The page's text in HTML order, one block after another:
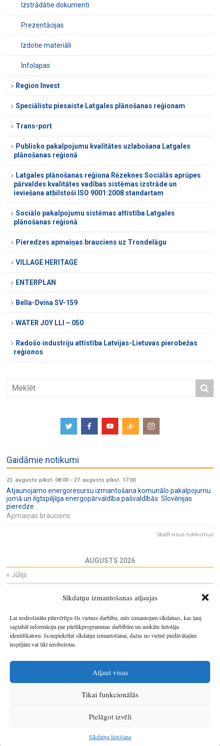
Sīkdatņu izmantošanas atļaujas
Lai nodrošinātu pilnvērtīgu šīs vietnes darbību, mēs izmantojam sīkdatnes, kas ļauj
saglabāt informāciju par pārlūkprogrammas darbībām un unikālu lietotāja
identifikatoru. Ja nepiekrītat sīkdatņu izmantošanai, dažas no vietnē piedāvātajām
iespējām var tikt ierobežotas.
Atļaut visas
Tikai funkcionālās
Pielāgot izvēli
Sīkdatņu lietošana
Izstrādātie dokumenti
Prezentācijas
Izdotie materiāli
Infolapas
Region Invest
Speciālistu piesaiste Latgales plānošanas reģionam
Trans-port
Publisko pakalpojumu kvalitātes uzlabošana Latgales
plānošanas reģionā
Latgales plānošanas reģiona Rēzeknes Sociālās aprūpes
pārvaldes kvalitātes vadības sistēmas izstrāde un
ieviešana atbilstoši ISO 9001:2008 standartam
Sociālo pakalpojumu sistēmas attīstība Latgales
plānošanas reģionā
Pieredzes apmaiņas brauciens uz Trondelāgu
VILLAGE HERITAGE
ENTERPLAN
Bella-Dvina SV-159
WATER JOY LLI – 050
Radošo industriju attīstība Latvijas-Lietuvas pierobežas
reģionos
Gaidāmie notikumi
23. augusts plkst. 08:00- 27. augusts plkst. 17:00
Atjaunojamo energoresursu izmantošana komunālo pakalpojumu
jomā un ilgtspējīga energopārvaldība pašvaldībās: Slovēnijas
pieredze
Apmaiņas brauciens
Skatīt visus notikumus
AUGUSTS 2026
« Jūlijs
29 30 31 1
12 14 15
17
18 19 20 21 22
23
24
25 26
31
1 2 3 4 5 6
IzstrādātājsSIA Info